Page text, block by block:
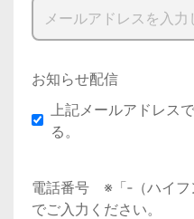
お知らせ配信
上記メールアドレス
る。
電話番号 ※「‐（ハイフ
でご入力ください。